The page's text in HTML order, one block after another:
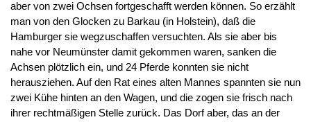
aber von zwei Ochsen fortgeschafft werden können. So erzählt
man von den Glocken zu Barkau (in Holstein), daß die
Hamburger sie wegzuschaffen versuchten. Als sie aber bis
nahe vor Neumünster damit gekommen waren, sanken die
Achsen plötzlich ein, und 24 Pferde konnten sie nicht
herausziehen. Auf den Rat eines alten Mannes spannten sie nun
zwei Kühe hinten an den Wagen, und die zogen sie frisch nach
ihrer rechtmäßigen Stelle zurück. Das Dorf aber, das an der